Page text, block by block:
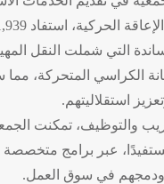
التي شملت النقل
الكراسي المتحركة،
استقلاليتهم.
والتوظيف، تمكنت
565 مستفيدًا، عبر برامج
ودمجهم في سوق العمل.